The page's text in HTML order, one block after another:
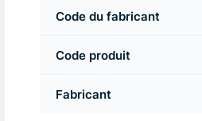
Code du fabricant
Code produit
Fabricant